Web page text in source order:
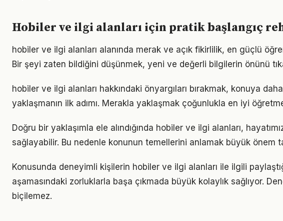
Hobiler ve ilgi alanları için pratik başlangıç
hobiler ve ilgi alanları alanında merak ve açık fikirlilik, en güçlü
Bir şeyi zaten bildiğini düşünmek, yeni ve değerli bilgilerin önünü
hobiler ve ilgi alanları hakkındaki önyargıları bırakmak, konuya
yaklaşmanın ilk adımı. Merakla yaklaşmak çoğunlukla en iyi
Doğru bir yaklaşımla ele alındığında hobiler ve ilgi alanları,
sağlayabilir. Bu nedenle konunun temellerini anlamak büyük önem
Konusunda deneyimli kişilerin hobiler ve ilgi alanları ile ilgili
aşamasındaki zorluklarla başa çıkmada büyük kolaylık sağlıyor.
biçilemez.